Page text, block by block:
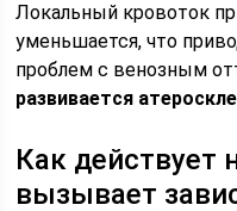
Локальный кровоток
уменьшается, что
проблем с венозным
развивается
Как действует
вызывает